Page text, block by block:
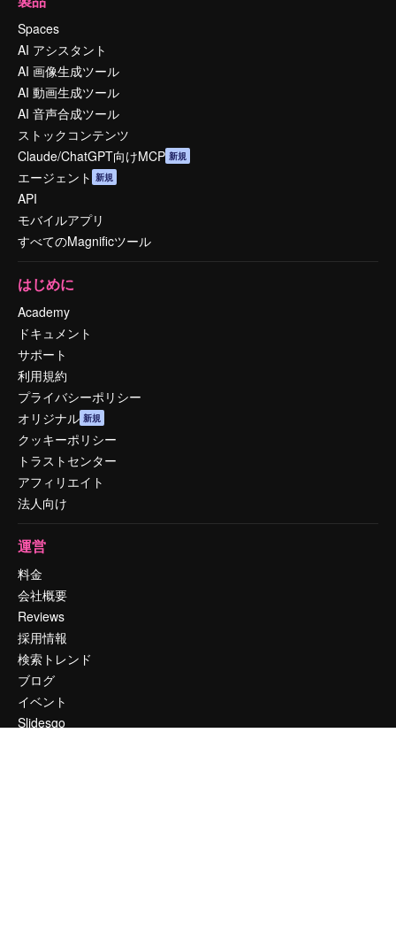
Spaces
AI アシスタント
AI 画像生成ツール
AI 動画生成ツール
AI 音声合成ツール
ストックコンテンツ
Claude/ChatGPT向けMCP 新規
エージェント 新規
API
モバイルアプリ
すべてのMagnificツール
はじめに
Academy
ドキュメント
サポート
利用規約
プライバシーポリシー
オリジナル 新規
クッキーポリシー
トラストセンター
アフィリエイト
法人向け
運営
料金
会社概要
Reviews
採用情報
検索トレンド
ブログ
イベント
Slidesgo